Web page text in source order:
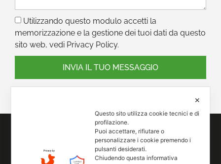
Utilizzando questo modulo accetti la
memorizzazione e la gestione dei tuoi dati da questo
sito web, vedi Privacy Policy.
INVIA IL TUO MESSAGGIO
✕
Questo sito utilizza cookie tecnici e di
profilazione.
Puoi accettare, rifiutare o
personalizzare i cookie premendo i
pulsanti desiderati.
Chiudendo questa informativa